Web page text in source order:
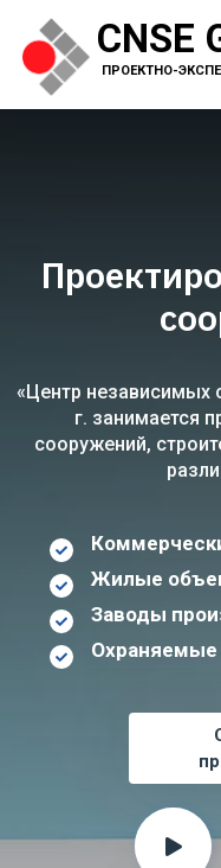
CNSE
ПРОЕКТНО-
«Центр независимых
г. занимается
сооружений,
Жилые
Заводы